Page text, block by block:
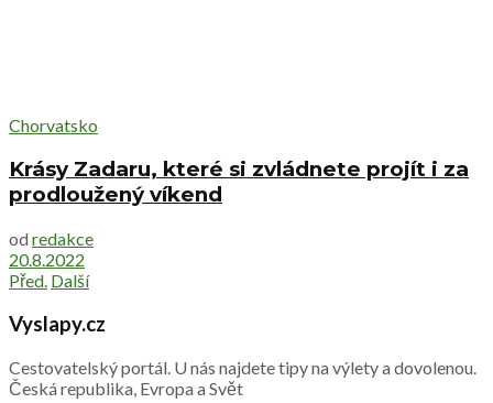
Chorvatsko
Krásy Zadaru, které si zvládnete projít i za
prodloužený víkend
od redakce
20.8.2022
Před. Další
Vyslapy.cz
Cestovatelský portál. U nás najdete tipy na výlety a dovolenou.
Česká republika, Evropa a Svět